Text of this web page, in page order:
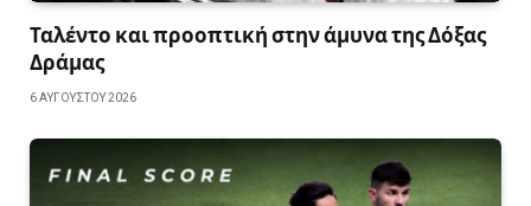
Ταλέντο και προοπτική στην άμυνα της Δόξας
Δράμας
6 ΑΥΓΟΎΣΤΟΥ 2026